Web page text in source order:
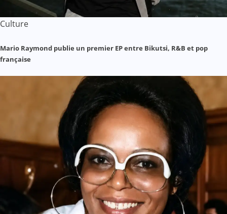
Culture
Mario Raymond publie un premier EP entre Bikutsi, R&B et pop
française